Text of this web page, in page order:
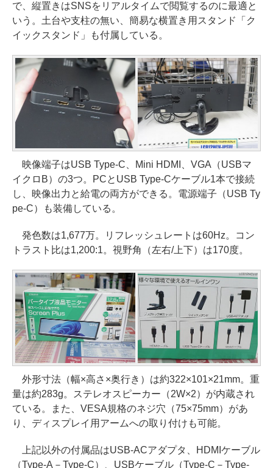
で、縦置きはSNSをリアルタイムで閲覧するのに最適と
いう。土台や支柱の無い、簡易な横置き用スタンド「ク
イックスタンド」も付属している。
映像端子はUSB Type-C、Mini HDMI、VGA（USBマ
イクロB）の3つ。PCとUSB Type-Cケーブル1本で接続
し、映像出力と給電の両方ができる。電源端子（USB Ty
pe-C）も装備している。
発色数は1,677万。リフレッシュレートは60Hz。コン
トラスト比は1,200:1。視野角（左右/上下）は170度。
外形寸法（幅×高さ×奥行き）は約322×101×21mm。重
量は約283g。ステレオスピーカー（2W×2）が内蔵され
ている。また、VESA規格のネジ穴（75×75mm）があ
り、ディスプレイ用アームへの取り付けも可能。
上記以外の付属品はUSB-ACアダプタ、HDMIケーブル
（Type-A－Type-C）、USBケーブル（Type-C－Type-